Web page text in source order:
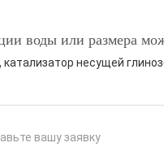
воды или размера
, катализатор несущей
вашу заявку